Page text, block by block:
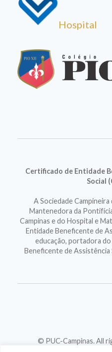
Hospital
Certificado de Entidade
Social
A Sociedade
Mantenedora da
Campinas e do Hospital e
Entidade Beneficente de
educação, portadora
Beneficente de Assistência
© PUC-Campinas. All